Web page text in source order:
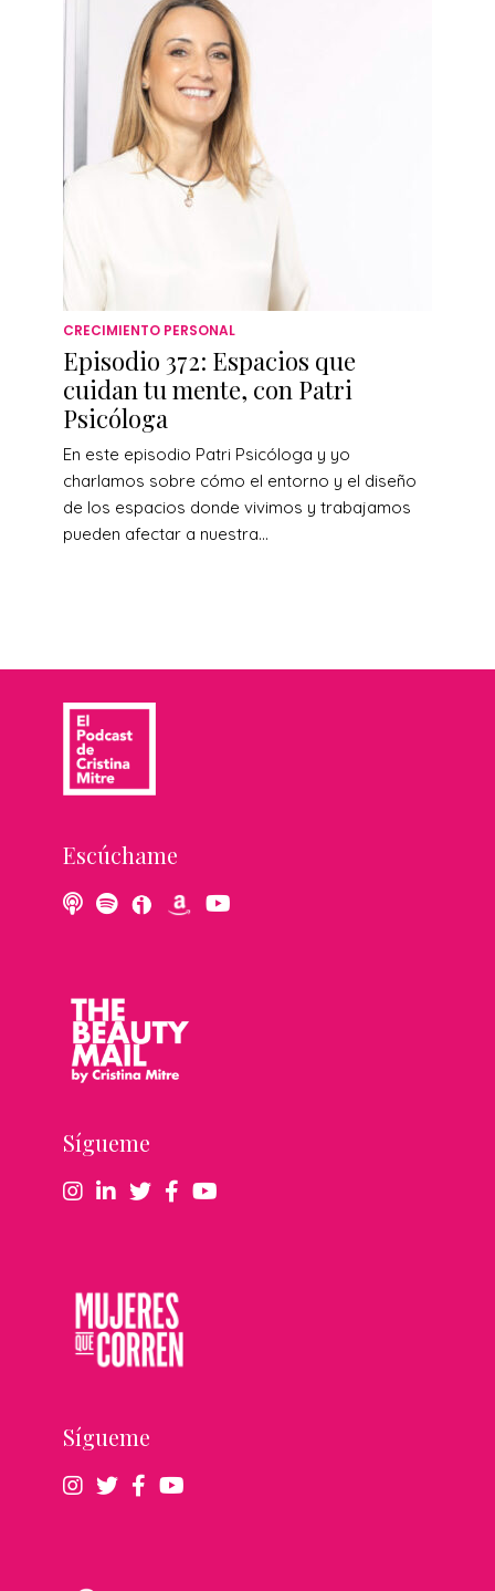
CRECIMIENTO PERSONAL
Episodio 372: Espacios que
cuidan tu mente, con Patri
Psicóloga
En este episodio Patri Psicóloga y yo
charlamos sobre cómo el entorno y el diseño
de los espacios donde vivimos y trabajamos
pueden afectar a nuestra...
Escúchame
Sígueme
Sígueme